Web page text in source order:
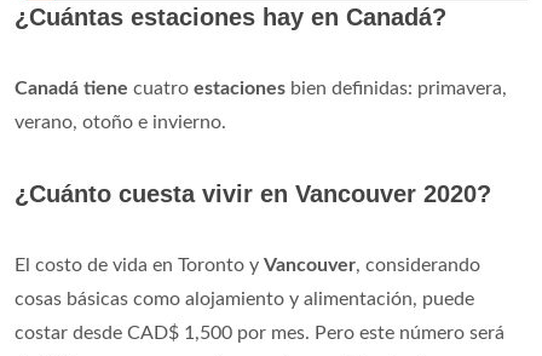
¿Cuántas estaciones hay en Canadá?
Canadá tiene cuatro estaciones bien definidas: primavera,
verano, otoño e invierno.
¿Cuánto cuesta vivir en Vancouver 2020?
El costo de vida en Toronto y Vancouver, considerando
cosas básicas como alojamiento y alimentación, puede
costar desde CAD$ 1,500 por mes. Pero este número será